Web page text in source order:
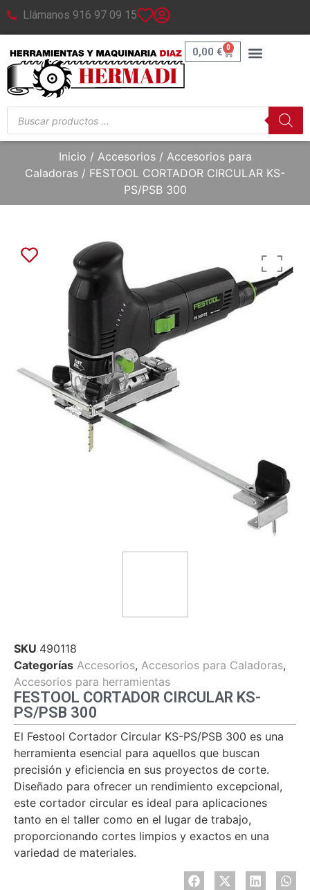
Llámanos 916 97 09 15
0,00 € 0
Inicio / Accesorios/ Accesorios para
Caladoras / FESTOOL CORTADOR CIRCULAR KS-
PS/PSB 300
SKU 490118
Categorías Accesorios, Accesorios para Caladoras,
Accesorios para herramientas
FESTOOL CORTADOR CIRCULAR KS-
PS/PSB 300
El Festool Cortador Circular KS-PS/PSB 300 es una
herramienta esencial para aquellos que buscan
precisión y eficiencia en sus proyectos de corte.
Diseñado para ofrecer un rendimiento excepcional,
este cortador circular es ideal para aplicaciones
tanto en el taller como en el lugar de trabajo,
proporcionando cortes limpios y exactos en una
variedad de materiales.